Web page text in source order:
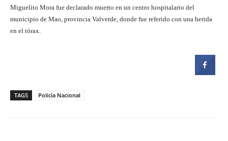
Miguelito Mora fue declarado muerto en un centro hospitalario del
municipio de Mao, provincia Valverde, donde fue referido con una herida
en el tórax.
TAGS Policía Nacional